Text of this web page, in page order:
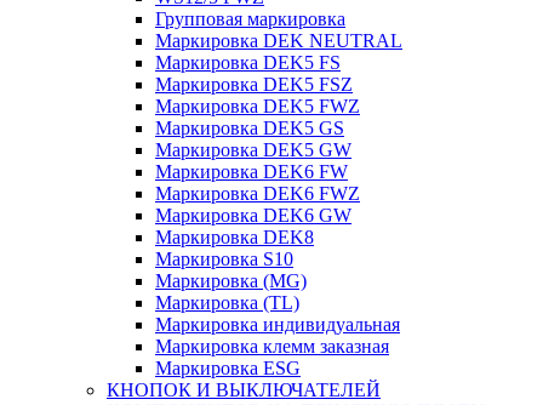
Групповая маркировка
Маркировка DEK NEUTRAL
Маркировка DEK5 FS
Маркировка DEK5 FSZ
Маркировка DEK5 FWZ
Маркировка DEK5 GS
Маркировка DEK5 GW
Маркировка DEK6 FW
Маркировка DEK6 FWZ
Маркировка DEK6 GW
Маркировка DEK8
Маркировка S10
Маркировка (MG)
Маркировка (TL)
Маркировка индивидуальная
Маркировка клемм заказная
Маркировка ESG
КНОПОК И ВЫКЛЮЧАТЕЛЕЙ